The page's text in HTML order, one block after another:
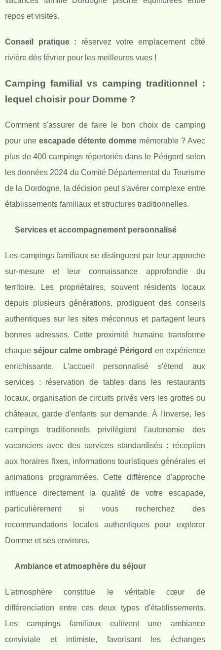
repos et visites.
Conseil pratique : réservez votre emplacement côté
rivière dès février pour les meilleures vues !
Camping familial vs camping traditionnel :
lequel choisir pour Domme ?
Comment s'assurer de faire le bon choix de camping
pour une escapade détente dommemémorable ? Avec
plus de 400 campings répertoriés dans le Périgord selon
les données 2024 du Comité Départemental du Tourisme
de la Dordogne, la décision peut s'avérer complexe entre
établissements familiaux et structures traditionnelles.
Services et accompagnement personnalisé
Les campings familiaux se distinguent par leur approche
sur-mesure et leur connaissance approfondie du
territoire. Les propriétaires, souvent résidents locaux
depuis plusieurs générations, prodiguent des conseils
authentiques sur les sites méconnus et partagent leurs
bonnes adresses. Cette proximité humaine transforme
chaque séjour calme ombragé Périgord en expérience
enrichissante. L'accueil personnalisé s'étend aux
services : réservation de tables dans les restaurants
locaux, organisation de circuits privés vers les grottes ou
châteaux, garde d'enfants sur demande. À l'inverse, les
campings traditionnels privilégient l'autonomie des
vacanciers avec des services standardisés : réception
aux horaires fixes, informations touristiques générales et
animations programmées. Cette différence d'approche
influence directement la qualité de votre escapade,
particulièrement si vous recherchez des
recommandations locales authentiques pour explorer
Domme et ses environs.
Ambiance et atmosphère du séjour
L'atmosphère constitue le véritable cœur de
différenciation entre ces deux types d'établissements.
Les campings familiaux cultivent une ambiance
conviviale et intimiste, favorisant les échanges